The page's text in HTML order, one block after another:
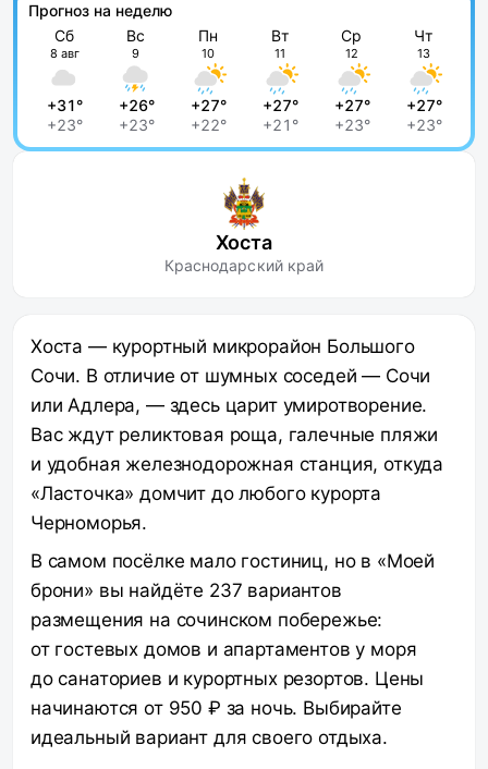
Прогноз на неделю
Сб
8 авг
+31°
+23°
Вс
9
+26°
+23°
Пн
10
+27°
+22°
Вт
11
+27°
+21°
Ср
12
+27°
+23°
Чт
13
+27°
+23°
Хоста
Краснодарский край
Хоста — курортный микрорайон Большого
Сочи. В отличие от шумных соседей — Сочи
или Адлера, — здесь царит умиротворение.
Вас ждут реликтовая роща, галечные пляжи
и удобная железнодорожная станция, откуда
«Ласточка» домчит до любого курорта
Черноморья.
В самом посёлке мало гостиниц, но в «Моей
брони» вы найдёте 237 вариантов
размещения на сочинском побережье:
от гостевых домов и апартаментов у моря
до санаториев и курортных резортов. Цены
начинаются от 950 ₽ за ночь. Выбирайте
идеальный вариант для своего отдыха.